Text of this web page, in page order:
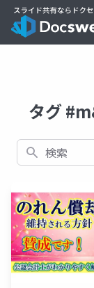
タグ
検索